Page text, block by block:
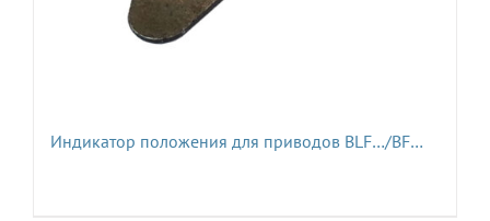
Индикатор положения для приводов BLF…/BF…